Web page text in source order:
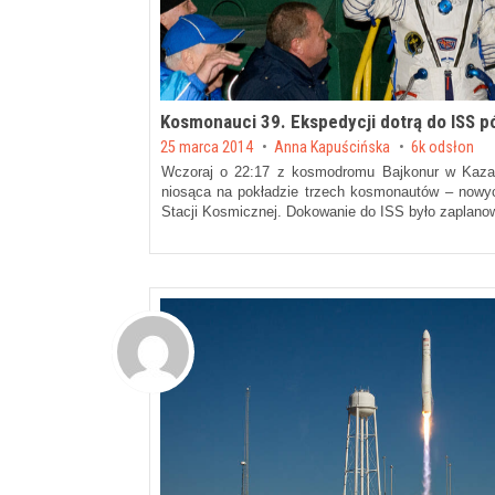
Kosmonauci 39. Ekspedycji dotrą do ISS
Posted on
25 marca 2014 by Anna Kapuścińska 6k odsłon
Wczoraj o 22:17 z kosmodromu Bajkonur w
niosąca na pokładzie trzech kosmonautów –
Stacji Kosmicznej. Dokowanie do ISS było